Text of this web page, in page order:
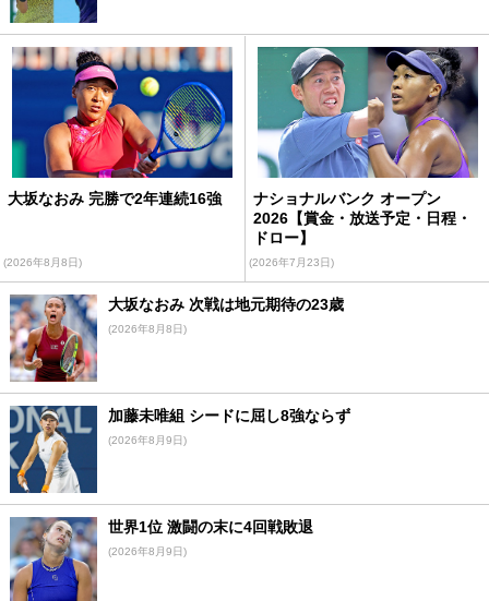
大坂なおみ 完勝で2年連続16強
(2026年8月8日)
ナショナルバンク オープン
2026【賞金・放送予定・日程・
ドロー】
(2026年7月23日)
大坂なおみ 次戦は地元期待の23歳
(2026年8月8日)
加藤未唯組 シードに屈し8強ならず
(2026年8月9日)
世界1位 激闘の末に4回戦敗退
(2026年8月9日)